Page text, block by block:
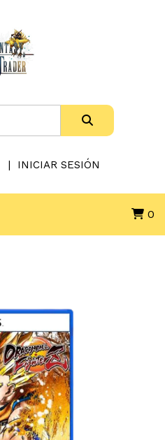
INICIAR SESIÓN
0